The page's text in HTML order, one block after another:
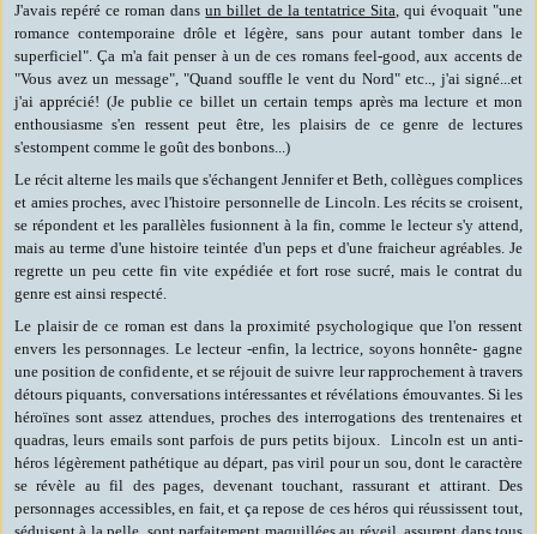
J'avais repéré ce roman dansun billet de la tentatrice Sita, qui évoquait "une
romance contemporaine drôle et légère, sans pour autant tomber dans le
superficiel". Ça m'a fait penser à un de ces romans feel-good, aux accents de
"Vous avez un message", "Quand souffle le vent du Nord" etc.., j'ai signé...et
j'ai apprécié! (Je publie ce billet un certain temps après ma lecture et mon
enthousiasme s'en ressent peut être, les plaisirs de ce genre de lectures
s'estompent comme le goût des bonbons...)
Le récit alterne les mails que s'échangent Jennifer et Beth, collègues complices
et amies proches, avec l'histoire personnelle de Lincoln. Les récits se croisent,
se répondent et les parallèles fusionnent à la fin, comme le lecteur s'y attend,
mais au terme d'une histoire teintée d'un peps et d'une fraicheur agréables. Je
regrette un peu cette fin vite expédiée et fort rose sucré, mais le contrat du
genre est ainsi respecté.
Le plaisir de ce roman est dans la proximité psychologique que l'on ressent
envers les personnages. Le lecteur -enfin, la lectrice, soyons honnête- gagne
une position de confidente, et se réjouit de suivre leur rapprochement à travers
détours piquants, conversations intéressantes et révélations émouvantes. Si les
héroïnes sont assez attendues, proches des interrogations des trentenaires et
quadras, leurs emails sont parfois de purs petits bijoux. Lincoln est un anti-
héros légèrement pathétique au départ, pas viril pour un sou, dont le caractère
se révèle au fil des pages, devenant touchant, rassurant et attirant. Des
personnages accessibles, en fait, et ça repose de ces héros qui réussissent tout,